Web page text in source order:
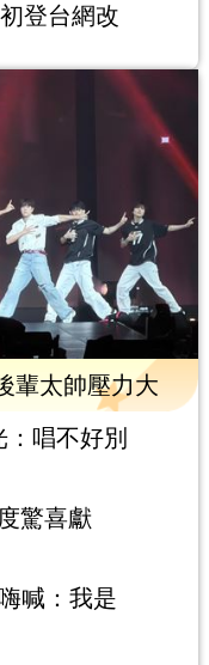
登台網改
輩太帥壓力大
唱不好別
驚喜獻
喊：我是